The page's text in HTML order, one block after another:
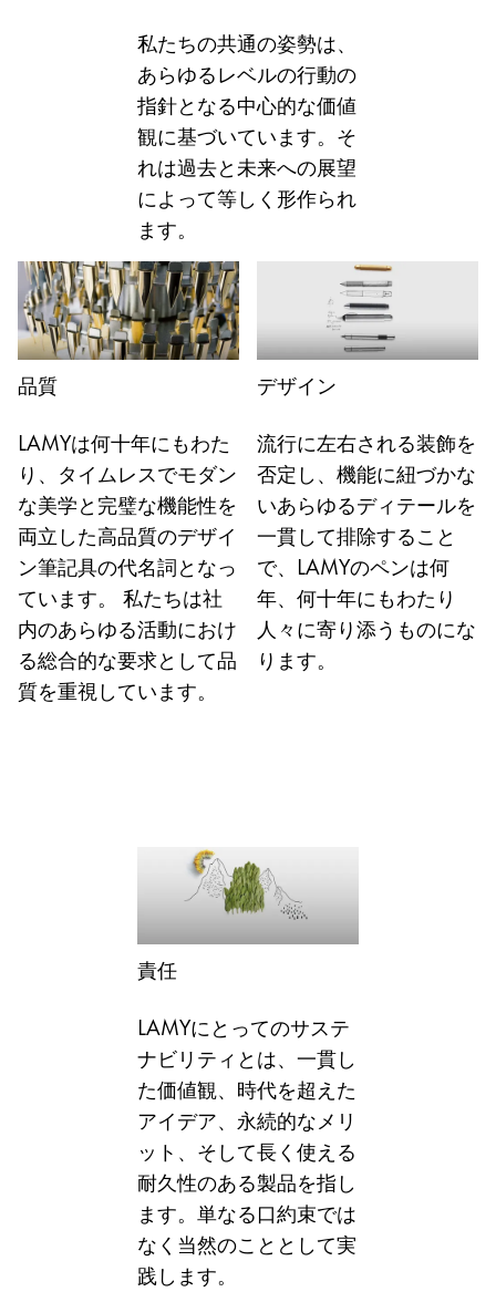
Sweden
svenska
Türkiye
Türkçe
Central America and Caribbean
この地域には、Lamyが顧客に提供している言語の
North America
この地域には、Lamyが顧客に提供している言語の
South America
この地域には、Lamyが顧客に提供している言語の
Brazil
português
Chile
español
Mexico
この地域には、Lamyが顧客に提供している言語
South Korea
New Zealand
私たちの共通の姿勢は、
あらゆるレベルの行動の
指針となる中心的な価値
観に基づいています。そ
れは過去と未来への展望
によって等しく形作られ
ます。
品質
LAMYは何十年にもわた
り、タイムレスでモダン
な美学と完璧な機能性を
両立した高品質のデザイ
ン筆記具の代名詞となっ
ています。 私たちは社
内のあらゆる活動におけ
る総合的な要求として品
質を重視しています。
デザイン
流行に左右される装飾を
否定し、機能に紐づかな
いあらゆるディテールを
一貫して排除すること
で、LAMYのペンは何
年、何十年にもわたり
人々に寄り添うものにな
ります。
責任
LAMYにとってのサステ
ナビリティとは、一貫し
た価値観、時代を超えた
アイデア、永続的なメリ
ット、そして長く使える
耐久性のある製品を指し
ます。単なる口約束では
なく当然のこととして実
践します。